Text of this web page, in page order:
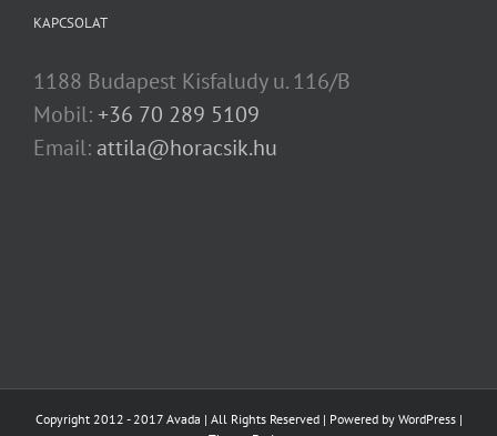
KAPCSOLAT
1188 Budapest Kisfaludy u. 116/B
Mobil:+36 70 289 5109
Email: attila@horacsik.hu
Copyright 2012 - 2017 Avada | All Rights Reserved | Powered by WordPress|